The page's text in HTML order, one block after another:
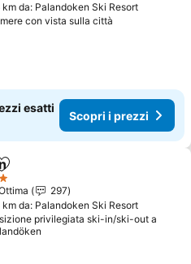
km da: Palandoken Ski Resort
con vista sulla città
esatti
Scopri i prezzi
Aggiungi ai preferiti
297
km da: Palandoken Ski Resort
privilegiata ski-in/ski-out a